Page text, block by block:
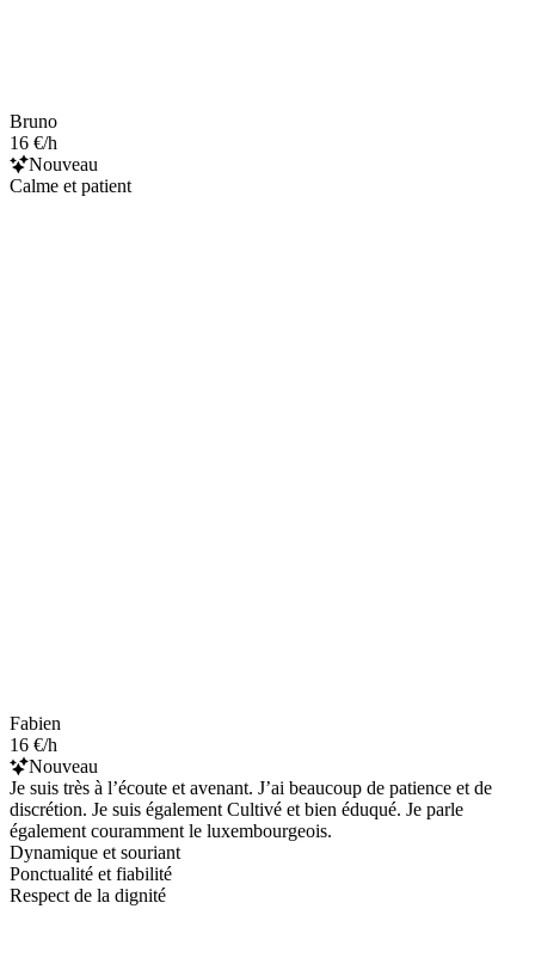
Bruno
16 €/h
Nouveau
Calme et patient
Fabien
16 €/h
Nouveau
Je suis très à l’écoute et avenant. J’ai beaucoup de patience et de
discrétion. Je suis également Cultivé et bien éduqué. Je parle
également couramment le luxembourgeois.
Dynamique et souriant
Ponctualité et fiabilité
Respect de la dignité